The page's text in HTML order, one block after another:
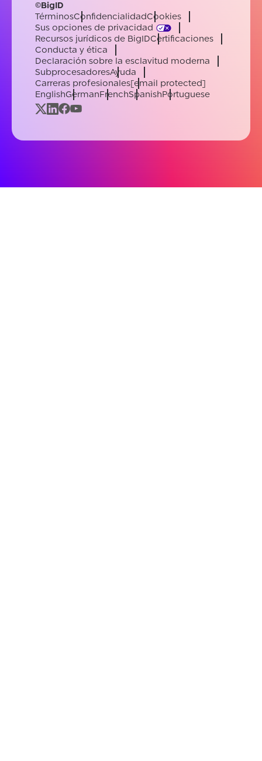
©BigID
TérminosConfidencialidadCookies
Sus opciones de privacidad
Recursos jurídicos de BigIDCertificaciones
Conducta y ética
Declaración sobre la esclavitud moderna
SubprocesadoresAyuda
Carreras profesionales[email protected]
EnglishGermanFrenchSpanishPortuguese